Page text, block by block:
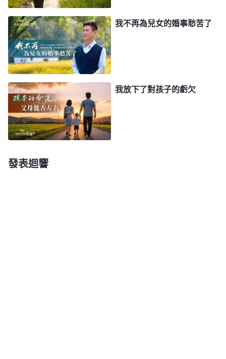
人如何完成自己的使命，在怎樣的生存環境中擔任自
己的角色，這完全取决于一個人此生的命運。這就是
説，造物主命定下的任何一個人的使命都不受任何客
觀條件的影響，每一個人都在自己特定的成長環境中
成熟，而一步一步地走上自己的人生道路，一步一步
地實現造物主為其安排好的命運，不由自主地自然而
然地走入茫茫人海，走上人生的崗位，為着造物主的
命定、為着造物主的主宰而開始履行一個受造之物的
職責。」《話・卷二 關于認識神・獨一無二的神自己
三》 神創造人類之前就給人預備好了生存所需的一
切，包括空氣、陽光、各類食物，當神安排每個靈魂
我不再為兒女的婚事愁苦了
我放下了對孩子的虧欠
發表迴響